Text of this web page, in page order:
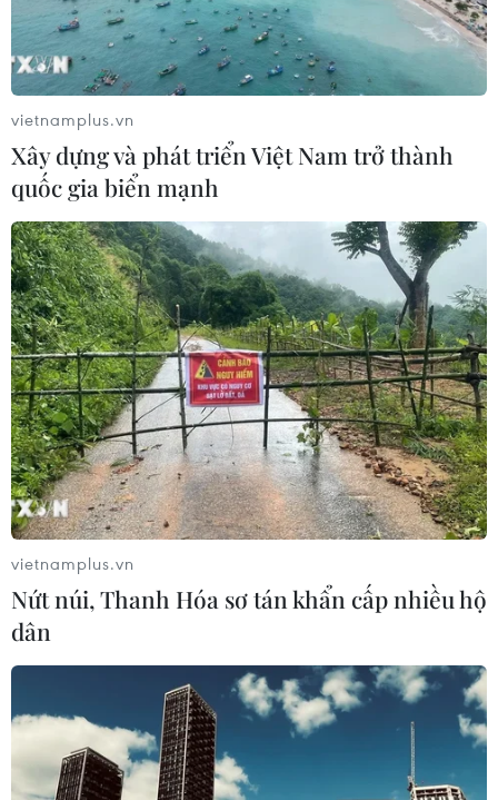
vietnamplus.vn
Xây dựng và phát triển Việt Nam trở thành
quốc gia biển mạnh
vietnamplus.vn
Nứt núi, Thanh Hóa sơ tán khẩn cấp nhiều hộ
dân